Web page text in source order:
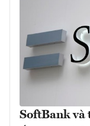
SoftBank và